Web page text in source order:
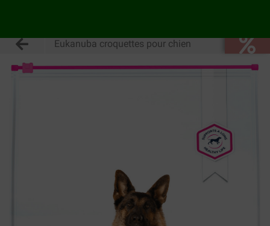
Eukanuba croquettes pour chien